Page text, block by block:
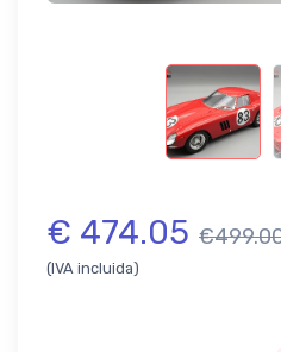
€ 474.05
(IVA incluida)